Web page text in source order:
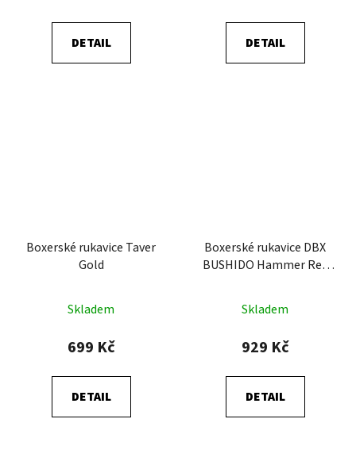
DETAIL DETAIL
Boxerské rukavice Taver
Gold
Skladem
699 Kč
DETAIL
Boxerské rukavice DBX
BUSHIDO Hammer Red
Skladem
929 Kč
DETAIL